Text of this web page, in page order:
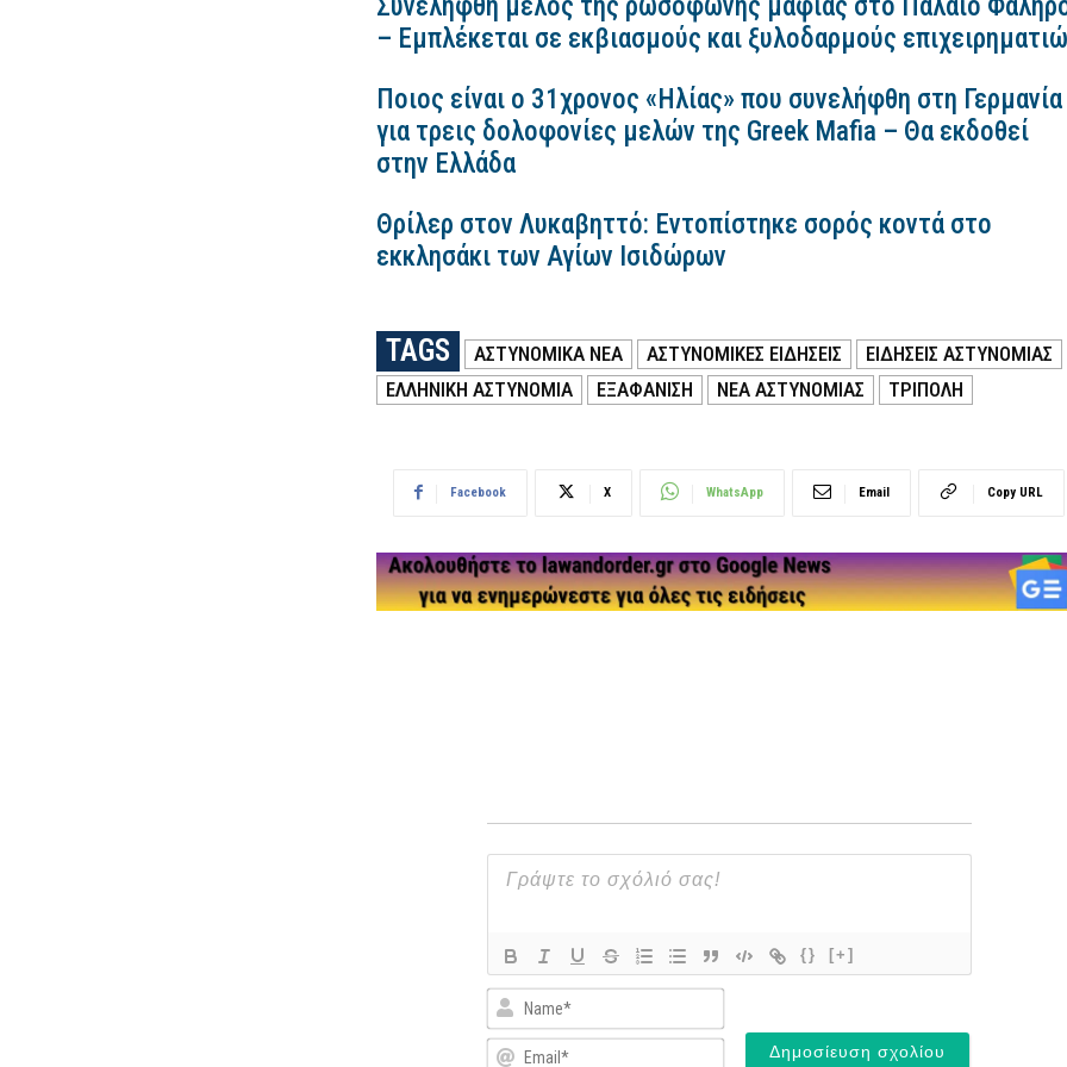
Συνελήφθη μέλος της ρωσόφωνης μαφίας στο Παλαιό
– Εμπλέκεται σε εκβιασμούς και ξυλοδαρμούς
Ποιος είναι ο 31χρονος «Ηλίας» που συνελήφθη στη Γερμανία
για τρεις δολοφονίες μελών της Greek Mafia – Θα εκδοθεί
στην Ελλάδα
Θρίλερ στον Λυκαβηττό: Εντοπίστηκε σορός κοντά στο
εκκλησάκι των Αγίων Ισιδώρων
TAGS ΑΣΤΥΝΟΜΙΚΑ ΝΕΑ ΑΣΤΥΝΟΜΙΚΕΣ ΕΙΔΗΣΕΙΣ
ΕΙΔΗΣΕΙΣ ΑΣΤΥΝΟΜΙΑΣ
ΕΛΛΗΝΙΚΗ ΑΣΤΥΝΟΜΙΑ
ΕΞΑΦΑΝΙΣΗ ΝΕΑ ΑΣΤΥΝΟΜΙΑΣ ΤΡΙΠΟΛΗ
Facebook X WhatsApp Email Copy URL
{} [+]
Name*
Email*